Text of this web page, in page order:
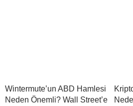
Wintermute’un ABD Hamlesi
Neden Önemli? Wall Street’e